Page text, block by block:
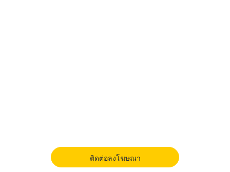
ติดต่อลงโฆษณา